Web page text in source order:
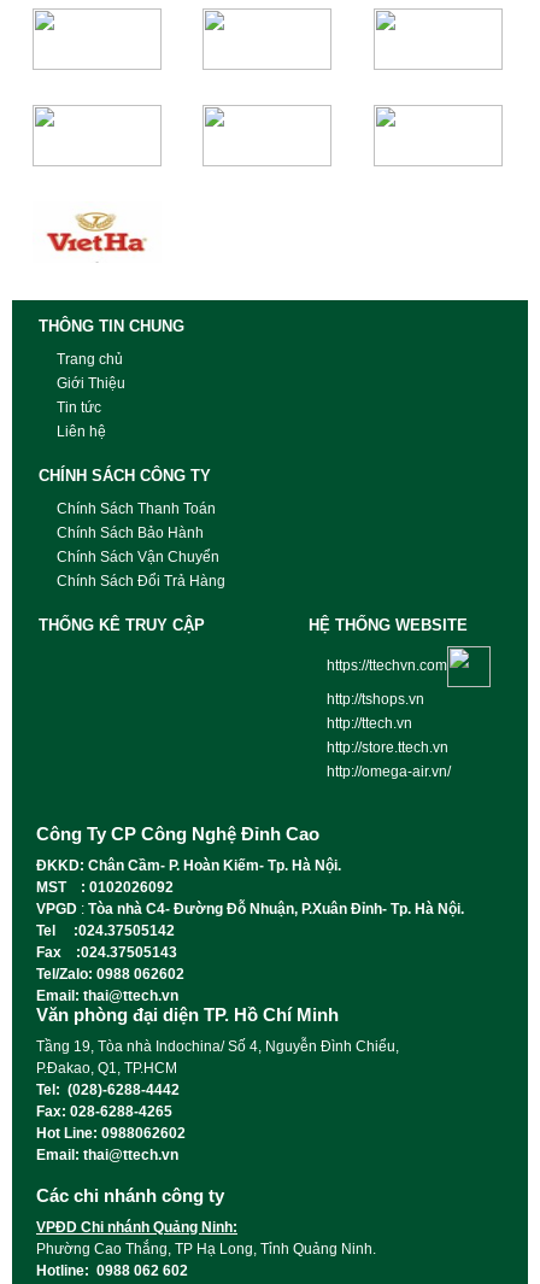
THÔNG TIN CHUNG
Trang chủ
Giới Thiệu
Tin tức
Liên hệ
CHÍNH SÁCH CÔNG TY
Chính Sách Thanh Toán
Chính Sách Bảo Hành
Chính Sách Vận Chuyển
Chính Sách Đổi Trả Hàng
THỐNG KÊ TRUY CẬP HỆ THỐNG WEBSITE
https://ttechvn.com
http://tshops.vn
http://ttech.vn
http://store.ttech.vn
http://omega-air.vn/
Công Ty CP Công Nghệ Đỉnh Cao
ĐKKD: Chân Cầm- P. Hoàn Kiếm- Tp. Hà Nội.
MST : 0102026092
VPGD : Tòa nhà C4- Đường Đỗ Nhuận, P.Xuân Đỉnh- Tp. Hà Nội.
Tel :024.37505142
Fax :024.37505143
Tel/Zalo: 0988 062602
Email: thai@ttech.vn
Văn phòng đại diện TP. Hồ Chí Minh
Tầng 19, Tòa nhà Indochina/ Số 4, Nguyễn Đình Chiểu,
P.Đakao, Q1, TP.HCM
Tel: (028)-6288-4442
Fax: 028-6288-4265
Hot Line: 0988062602
Email: thai@ttech.vn
Các chi nhánh công ty
VPĐD Chi nhánh Quảng Ninh:
Phường Cao Thắng, TP Hạ Long, Tỉnh Quảng Ninh.
Hotline: 0988 062 602